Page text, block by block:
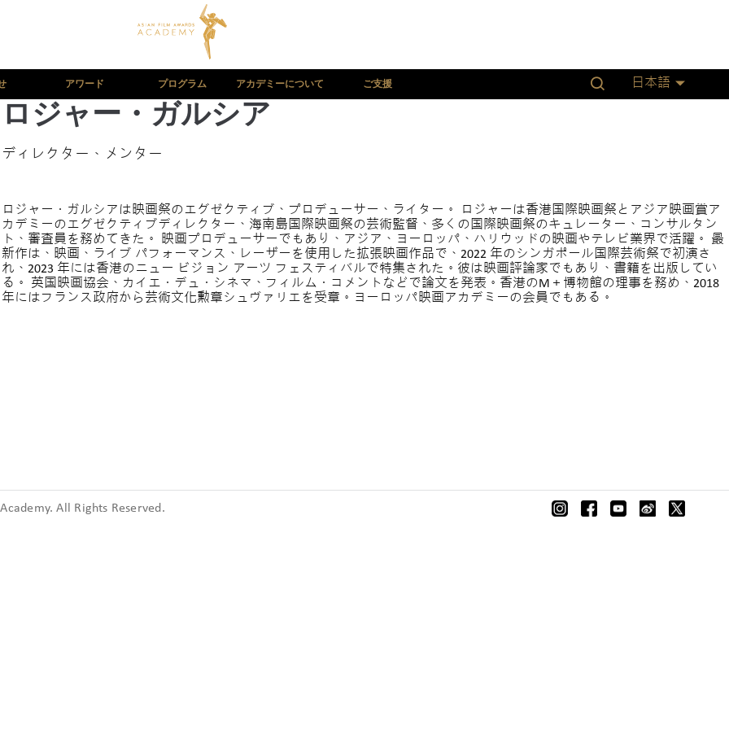
アワード プログラム アカデミーについて ご支援 日本語
ロジャー・ガルシア
ディレクター、メンター
ロジャー・ガルシアは映画祭のエグゼクティブ、プロデューサー、ライター。 ロジャーは香港国際映画祭とアジア映画賞ア
カデミーのエグゼクティブディレクター、海南島国際映画祭の芸術監督、多くの国際映画祭のキュレーター、コンサルタン
ト、審査員を務めてきた。 映画プロデューサーでもあり、アジア、ヨーロッパ、ハリウッドの映画やテレビ業界で活躍。 最
新作は、映画、ライブ パフォーマンス、レーザーを使用した拡張映画作品で、2022 年のシンガポール国際芸術祭で初演さ
れ、2023 年には香港のニュー ビジョン アーツ フェスティバルで特集された。彼は映画評論家でもあり、書籍を出版してい
る。 英国映画協会、カイエ・デュ・シネマ、フィルム・コメントなどで論文を発表。香港のM＋博物館の理事を務め、2018
年にはフランス政府から芸術文化勲章シュヴァリエを受章。ヨーロッパ映画アカデミーの会員でもある。
All Rights Reserved.